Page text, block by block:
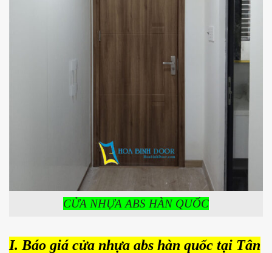
CỬA NHỰA ABS HÀN QUỐC
I. Báo giá cửa nhựa abs hàn quốc tại Tân